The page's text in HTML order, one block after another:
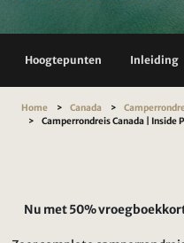
Hoogtepunten Inleiding
Home Canada
Camperrondreis Canada | Inside
Nu met 50%